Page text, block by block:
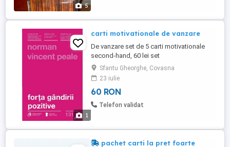
5
1
carti motivationale de vanzare
De vanzare set de 5 carti motivationale
second-hand, 60 lei set
Sfantu Gheorghe, Covasna
23 iulie
60 RON
Telefon validat
pachet carti la pret foarte